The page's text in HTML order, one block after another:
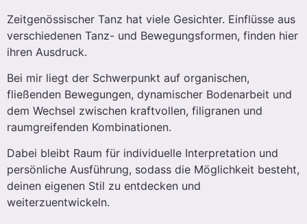
Zeitgenössischer Tanz hat viele Gesichter. Einflüsse aus
verschiedenen Tanz- und Bewegungsformen, finden hier
ihren Ausdruck.
Bei mir liegt der Schwerpunkt auf organischen,
fließenden Bewegungen, dynamischer Bodenarbeit und
dem Wechsel zwischen kraftvollen, filigranen und
raumgreifenden Kombinationen.
Dabei bleibt Raum für individuelle Interpretation und
persönliche Ausführung, sodass die Möglichkeit besteht,
deinen eigenen Stil zu entdecken und
weiterzuentwickeln.